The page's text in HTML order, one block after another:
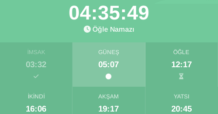
04:35:48
Öğle Namazı
İMSAK
03:32
GÜNEŞ
05:07
ÖĞLE
12:17
İKINDI
16:06
AKŞAM
19:17
YATSI
20:45